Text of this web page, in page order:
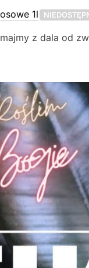
1l
z dala od